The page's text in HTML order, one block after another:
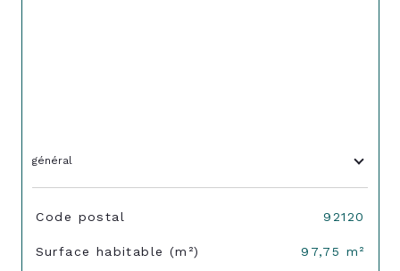
général
TRAD_SIROCCO_Caracteristique
Code postal 92120
Surface habitable (m²) 97,75 m²